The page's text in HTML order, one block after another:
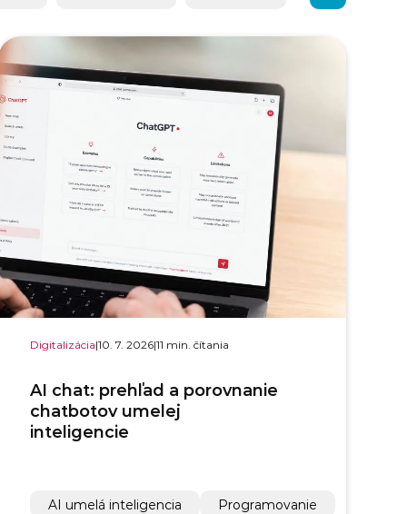
Digitalizácia|10. 7. 2026|11 min. čítania
AI chat: prehľad a porovnanie
chatbotov umelej
inteligencie
AI umelá inteligencia
Programovanie